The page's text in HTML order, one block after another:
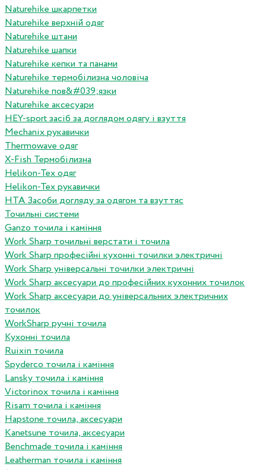
Naturehike шкарпетки
Naturehike верхній одяг
Naturehike штани
Naturehike шапки
Naturehike кепки та панами
Naturehike термобілизна чоловіча
Naturehike пов&#039;язки
Naturehike аксесуари
HEY-sport засіб за доглядом одягу і взуття
Mechanix рукавички
Thermowave одяг
X-Fish Термобілизна
Helikon-Tex одяг
Helikon-Tex рукавички
HTA Засоби догляду за одягом та взуттяс
Точильні системи
Ganzo точила і каміння
Work Sharp точильні верстати і точила
Work Sharp професiйнi кухоннi точилки электричнi
Work Sharp унiверсальнi точилки электричнi
Work Sharp аксесуари до професiйних кухонних точилок
Work Sharp аксесуари до унiверсальних электричних
точилок
WorkSharp ручні точила
Кухонні точила
Ruixin точила
Spyderco точила і каміння
Lansky точила і каміння
Victorinox точила і каміння
Risam точила і каміння
Hapstone точила, аксесуари
Kanetsune точила, аксесуари
Benchmade точила і каміння
Leatherman точила і каміння